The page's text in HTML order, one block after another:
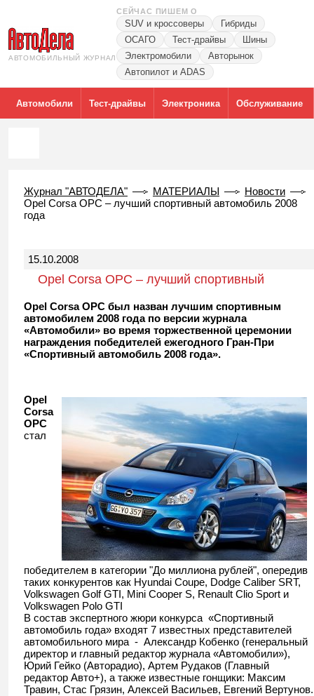
АВТОМОБИЛЬНЫЙ ЖУРНАЛ
СЕЙЧАС ПИШЕМ О
SUV и кроссоверы
Гибриды
ОСАГО
Тест-драйвы
Шины
Электромобили
Авторынок
Автопилот и ADAS
Автомобили Тест-драйвы Электроника Обслуживание
Журнал "АВТОДЕЛА" МАТЕРИАЛЫ
Новости
Opel Corsa OPC – лучший спортивный автомобиль 2008
года
15.10.2008
Opel Corsa OPC – лучший спортивный
автомобиль 2008 года
Opel Corsa OPC был назван лучшим спортивным
автомобилем 2008 года по версии журнала
«Автомобили» во время торжественной церемонии
награждения победителей ежегодного Гран-При
«Спортивный автомобиль 2008 года».
Opel
Corsa
OPC
стал
победителем в категории "До миллиона рублей", опередив
таких конкурентов как Hyundai Coupe, Dodge Caliber SRT,
Volkswagen Golf GTI, Mini Cooper S, Renault Clio Sport и
Volkswagen Polo GTI
В состав экспертного жюри конкурса «Спортивный
автомобиль года» входят 7 известных представителей
автомобильного мира - Александр Кобенко (генеральный
директор и главный редактор журнала «Автомобили»),
Юрий Гейко (Авторадио), Артем Рудаков (Главный
редактор Авто+), а также известные гонщики: Максим
Травин, Стас Грязин, Алексей Васильев, Евгений Вертунов.